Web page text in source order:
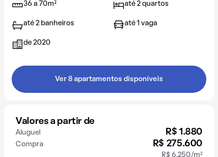
36 a 70m² até 2 quartos
até 2 banheiros até 1 vaga
de 2020
Ver 8 apartamentos disponíveis
Valores a partir de
Aluguel R$ 1.880
Compra R$ 275.600
R$ 6.250/m²